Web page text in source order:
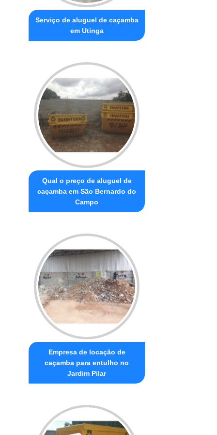
Serviço de aluguel de caçamba
em Utinga
Qual o preço de aluguel de
caçamba em São Bernardo do
Campo
Empresa de locação de
caçamba para entulho no
Jardim Pilar